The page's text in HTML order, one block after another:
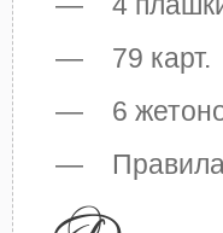
— 79 карт.
— 6
— Правила